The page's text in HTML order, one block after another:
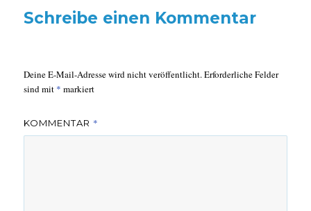
Schreibe einen Kommentar
Deine E-Mail-Adresse wird nicht veröffentlicht.Erforderliche Felder
sind mit * markiert
KOMMENTAR *